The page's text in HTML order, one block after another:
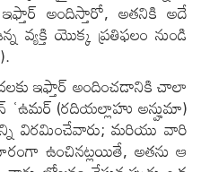
అందిస్తారో, అతనికి అదే
వ్యక్తి యొక్క ప్రతిఫలం నుండి
ఇఫ్తార్ అందించడానికి చాలా
ʿఉమర్ (రదియల్లాహు అన్హుమా)
విరమించేవారు; మరియు వారి
ఉంచినట్లయితే, అతను ఆ